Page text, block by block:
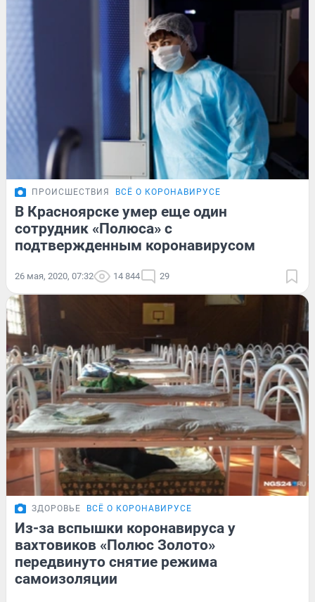
ПРОИСШЕСТВИЯ ВСЁ О КОРОНАВИРУСЕ
В Красноярске умер еще один
сотрудник «Полюса» с
подтвержденным коронавирусом
26 мая, 2020, 07:32 14 844 29
ЗДОРОВЬЕ ВСЁ О КОРОНАВИРУСЕ
Из-за вспышки коронавируса у
вахтовиков «Полюс Золото»
передвинуто снятие режима
самоизоляции